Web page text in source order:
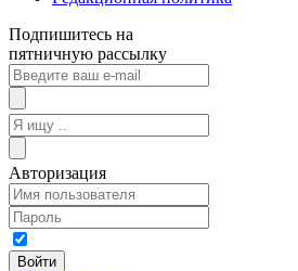
Подпишитесь на
пятничную рассылку
Авторизация